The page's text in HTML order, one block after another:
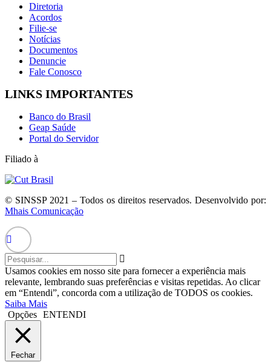
Diretoria
Acordos
Filie-se
Notícias
Documentos
Denuncie
Fale Conosco
LINKS IMPORTANTES
Banco do Brasil
Geap Saúde
Portal do Servidor
Filiado à
© SINSSP 2021 – Todos os direitos reservados. Desenvolvido por:
Mhais Comunicação
Usamos cookies em nosso site para fornecer a experiência mais
relevante, lembrando suas preferências e visitas repetidas. Ao clicar
em “Entendi”, concorda com a utilização de TODOS os cookies.
Saiba Mais
Opções ENTENDI
Fechar